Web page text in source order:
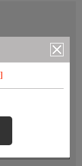
有料)のご契約が